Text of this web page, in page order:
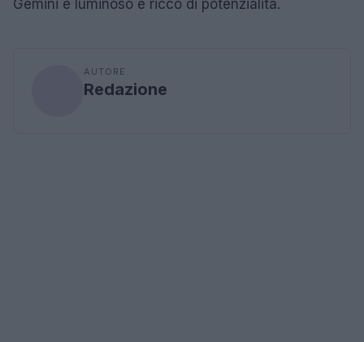
Gemini è luminoso e ricco di potenzialità.
AUTORE
Redazione